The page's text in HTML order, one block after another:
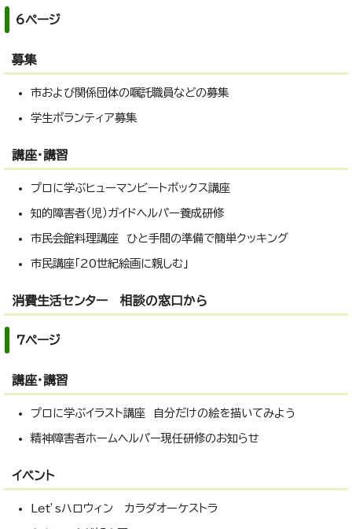
6ページ
募集
市および関係団体の嘱託職員などの募集
学生ボランティア募集
講座・講習
プロに学ぶヒューマンビートボックス講座
知的障害者（児）ガイドヘルパー養成研修
市民会館料理講座 ひと手間の準備で簡単クッキング
市民講座「20世紀絵画に親しむ」
消費生活センター 相談の窓口から
7ページ
講座・講習
プロに学ぶイラスト講座 自分だけの絵を描いてみよう
精神障害者ホームヘルパー現任研修のお知らせ
イベント
Let’sハロウィン カラダオーケストラ